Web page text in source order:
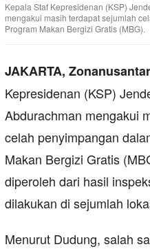
Kepala Staf Kepresidenan (KSP)
mengakui masih terdapat sejumlah
Program Makan Bergizi Gratis (MBG).
JAKARTA,
Kepresidenan (KSP)
Abdurachman mengakui
celah penyimpangan
Makan Bergizi Gratis
diperoleh dari hasil
dilakukan di sejumlah
Menurut Dudung, salah